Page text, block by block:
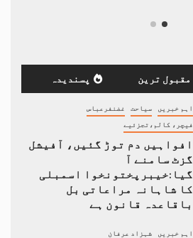
مقبول ترین پسندیدہ
اہم خبریں سیاحت غضنفرعباس
فیچر، کالم،تجزئیے
افواہیں دم توڑ گئیں، آفیشل
گزٹ سامنے آ
گیا:خیبرپختونخوا اسمبلی
کا شاہانہ مراعاتی بل
باقاعدہ قانون ہے
اہم خبریں شہزاد عرفان